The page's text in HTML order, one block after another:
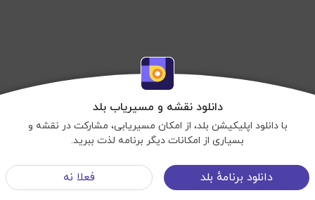
دانلود نقشه و مسیریاب بلد
با دانلود اپلیکیشن بلد، از امکان مسیریابی، مشارکت در نقشه و
بسیاری از امکانات دیگر برنامه لذت ببرید.
دانلود برنامهٔ بلد فعلا نهنمایش نقشه
منوی سایت
©Balad ©OpenStreetMap شرایط استفاده